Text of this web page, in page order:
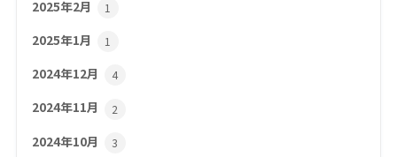
2025年2月 1
2025年1月 1
2024年12月 4
2024年11月 2
2024年10月 3